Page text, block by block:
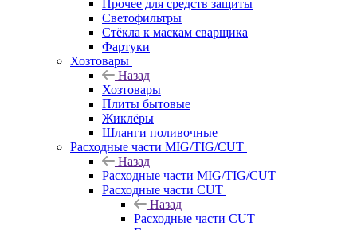
Прочее для средств защиты
Светофильтры
Стёкла к маскам сварщика
Фартуки
Хозтовары
Назад
Хозтовары
Плиты бытовые
Жиклёры
Шланги поливочные
Расходные части MIG/TIG/CUT
Назад
Расходные части MIG/TIG/CUT
Расходные части CUT
Назад
Расходные части CUT